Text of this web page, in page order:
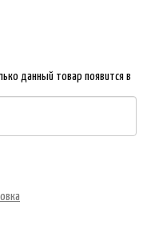
данный товар появится в